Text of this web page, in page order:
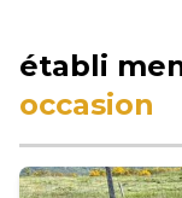
établi
occasion